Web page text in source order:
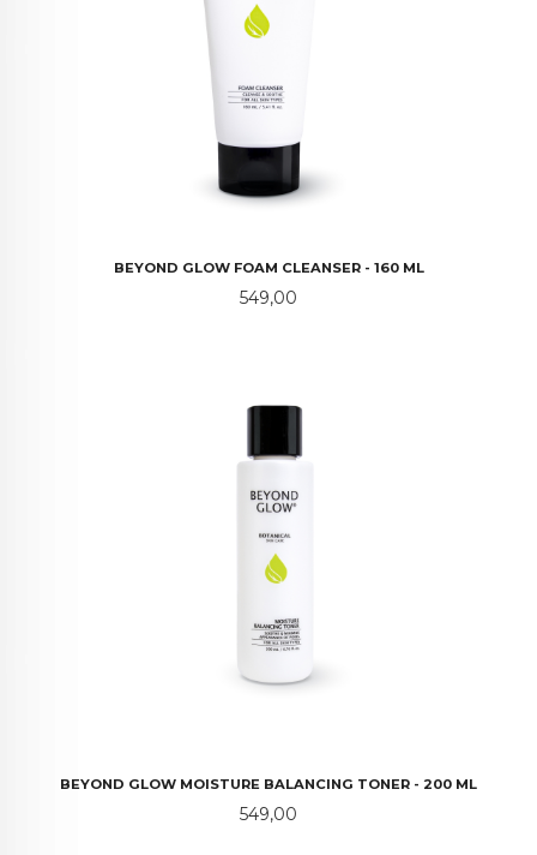
BEYOND GLOW FOAM CLEANSER - 160 ML
Pris
549,00
BEYOND GLOW MOISTURE BALANCING TONER - 200 ML
Pris
549,00